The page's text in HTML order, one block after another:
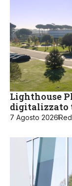
Lighthouse
digitalizzato
7 Agosto 2026